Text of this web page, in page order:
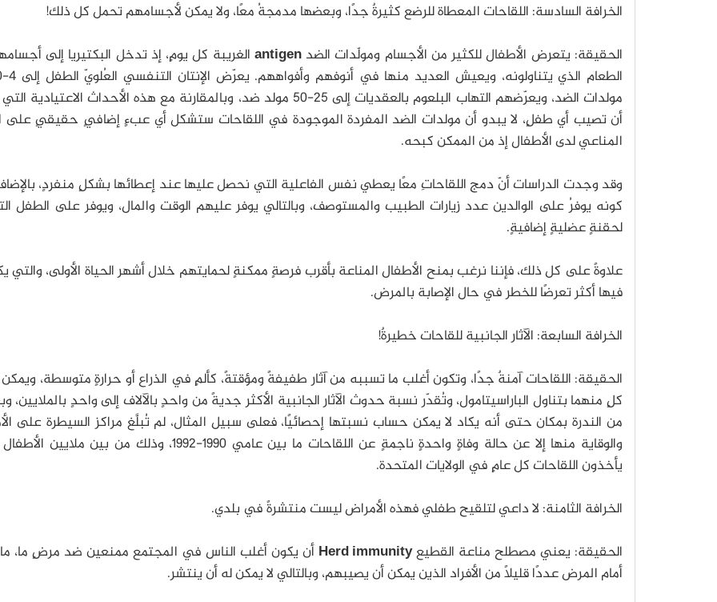
الخرافة السادسة: اللقاحات المعطاة للرضع كثيرةٌ جدًا، وبعضها مدمجةُ معًا، ولا يمكن لأجسامهم تحمل كل ذلك!
الحقيقة: يتعرض الأطفال للكثير من الأجسام ومولّدات الضدantigen الغريبة كل يومٍ، إذ تدخل البكتيريا إلى
مولدات الضد، ويعرّضهم التهاب البلعوم بالعقديات إلى 25-50 مولد ضد، وبالمقارنة مع هذه الأحداث
أن تصيب أي طفلٍ، لا يبدو أن مولدات الضد المفردة الموجودة في اللقاحات ستشكل أي عبءٍ إضافيٍ حقيقيٍ على
المناعي لدى الأطفال إذ من الممكن كبحه.
وقد وجدت الدراسات أنّ دمج اللقاحاتِ معًا يعطي نفس الفاعلية التي نحصل عليها عند إعطائها بشكلٍ منفردٍ،
كونه يوفرُ على الوالدين عدد زيارات الطبيب والمستوصف، وبالتالي يوفر عليهم الوقت والمال، ويوفر على الطفل
لحقنةٍ عضليةٍ إضافيةٍ.
علاوةً على كل ذلك، فإننا نرغب بمنح الأطفال المناعة بأقرب فرصةٍ ممكنةٍ لحمايتهم خلال أشهر الحياة الأولى، والتي
فيها أكثر تعرضًا للخطر في حال الإصابة بالمرض.
الخرافة السابعة: الآثار الجانبية للقاحات خطيرةٌ!
الحقيقة: اللقاحات آمنةٌ جدًا، وتكون أغلب ما تسببه من آثار طفيفةً ومؤقتةً، كألمٍ في الذراع أو حرارةٍ متوسطة، ويمكن
كلٍ منهما بتناول الباراسيتامول، وتُقدّر نسبة حدوث الآثار الجانبية الأكثر جديةً من واحدٍ بالآلاف إلى واحدٍ بالملايين،
من الندرة بمكان حتى أنه يكاد لا يمكن حساب نسبتها إحصائيًا، فعلى سبيل المثال، لم تُبلَّغ مراكز السيطرة على
والوقاية منها إلا عن حالة وفاةٍ واحدةٍ ناجمةٍ عن اللقاحات ما بين عامي 1990-1992، وذلك من بين
يأخذون اللقاحات كل عامٍ في الولايات المتحدة.
الخرافة الثامنة: لا داعي لتلقيح طفلي فهذه الأمراض ليست منتشرةً في بلدي.
الحقيقة: يعني مصطلح مناعة القطيعHerd immunity أن يكون أغلب الناس في المجتمع ممنعين ضد مرضٍ ما،
أمام المرض عددًا قليلًا من الأفراد الذين يمكن أن يصيبهم، وبالتالي لا يمكن له أن ينتشر.